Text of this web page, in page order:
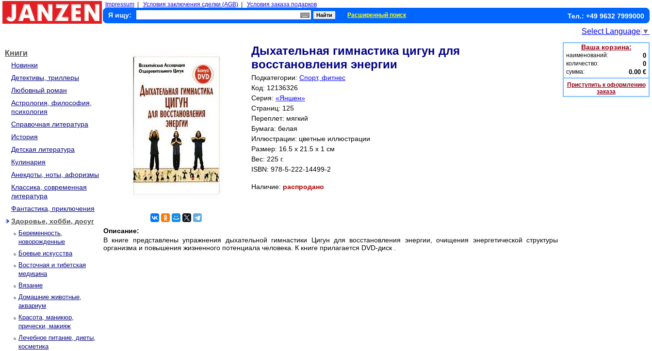
Impressum Условия заключения сделки (AGB) Условия заказа подарков
Я ищу: Расширенный поиск Тел.: +49 9632 7999000
Select Language ▼
Книги
Новинки
Детективы, триллеры
Любовный роман
Астрология, философия,
психология
Справочная литература
История
Детская литература
Кулинария
Анекдоты, ноты, афоризмы
Классика, современная
литература
Фантастика, приключения
Здоровье, хобби, досуг
Беременность,
новорожденные
Боевые искусства
Восточная и тибетская
медицина
Вязание
Домашние животные,
аквариум
Красота, маникюр,
прически, макияж
Лечебное питание, диеты,
косметика
Дыхательная гимнастика цигун для
восстановления энергии
Подкатегории: Спорт, фитнес
Код: 12136326
Серия: «Яншен»
Страниц: 125
Переплет: мягкий
Бумага: белая
Иллюстрации: цветные иллюстрации
Размер: 16.5 x 21.5 x 1 см
Вес: 225 г.
ISBN: 978-5-222-14499-2
Наличие: распродано
Описание:
В книге представлены упражнения дыхательной гимнастики Цигун для восстановления энергии, очищения энергетической структуры
организма и повышения жизненного потенциала человека. К книге прилагается DVD-диск .
Ваша корзина:
наименований: 0
количество: 0
сумма: 0.00 €
Приступить к оформлению
заказа